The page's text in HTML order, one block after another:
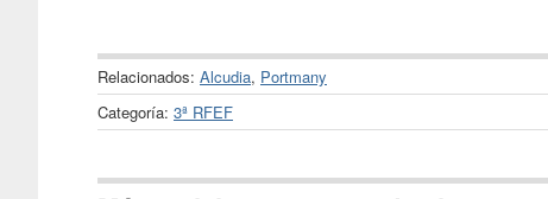
Relacionados: Alcudia, Portmany
Categoría: 3ª RFEF